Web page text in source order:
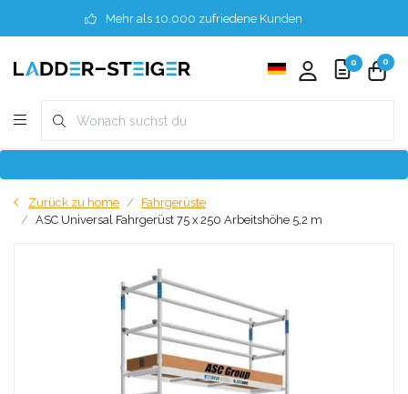
Mehr als 10.000 zufriedene Kunden
0 0
Zurück zu home
Fahrgerüste
ASC Universal Fahrgerüst 75 x 250 Arbeitshöhe 5,2 m